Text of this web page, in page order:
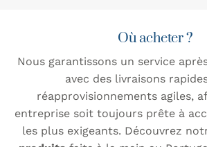
Où acheter ?
Nous garantissons un service
avec des livraisons
réapprovisionnements agiles,
entreprise soit toujours prête à
les plus exigeants. Découvrez